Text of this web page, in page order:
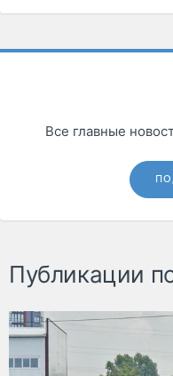
Все главные
Публикации